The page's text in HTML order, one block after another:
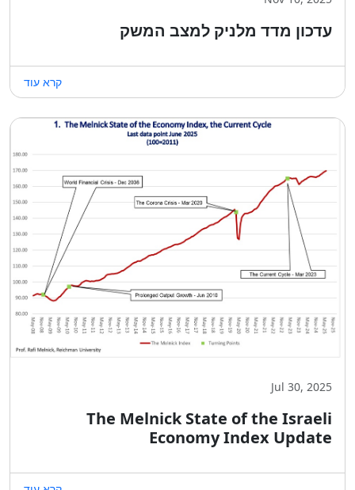
עדכון מדד מלניק למצב המשק
קרא עוד
Jul 30, 2025
The Melnick State of the Israeli
Economy Index Update